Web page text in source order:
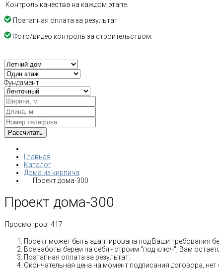
Контроль качества на каждом этапе.
Поэтапная оплата за результат
Фото/видео контроль за строительством.
Фундамент
Главная
Каталог
Дома из кирпича
Проект дома-300
Проект дома-300
Просмотров: 417
Проект может быть адаптирована под Ваши требования
Все заботы берем на себя - строим "под ключ", Вам
Поэтапная оплата за результат.
Окончательная цена на момент подписания договора, нет